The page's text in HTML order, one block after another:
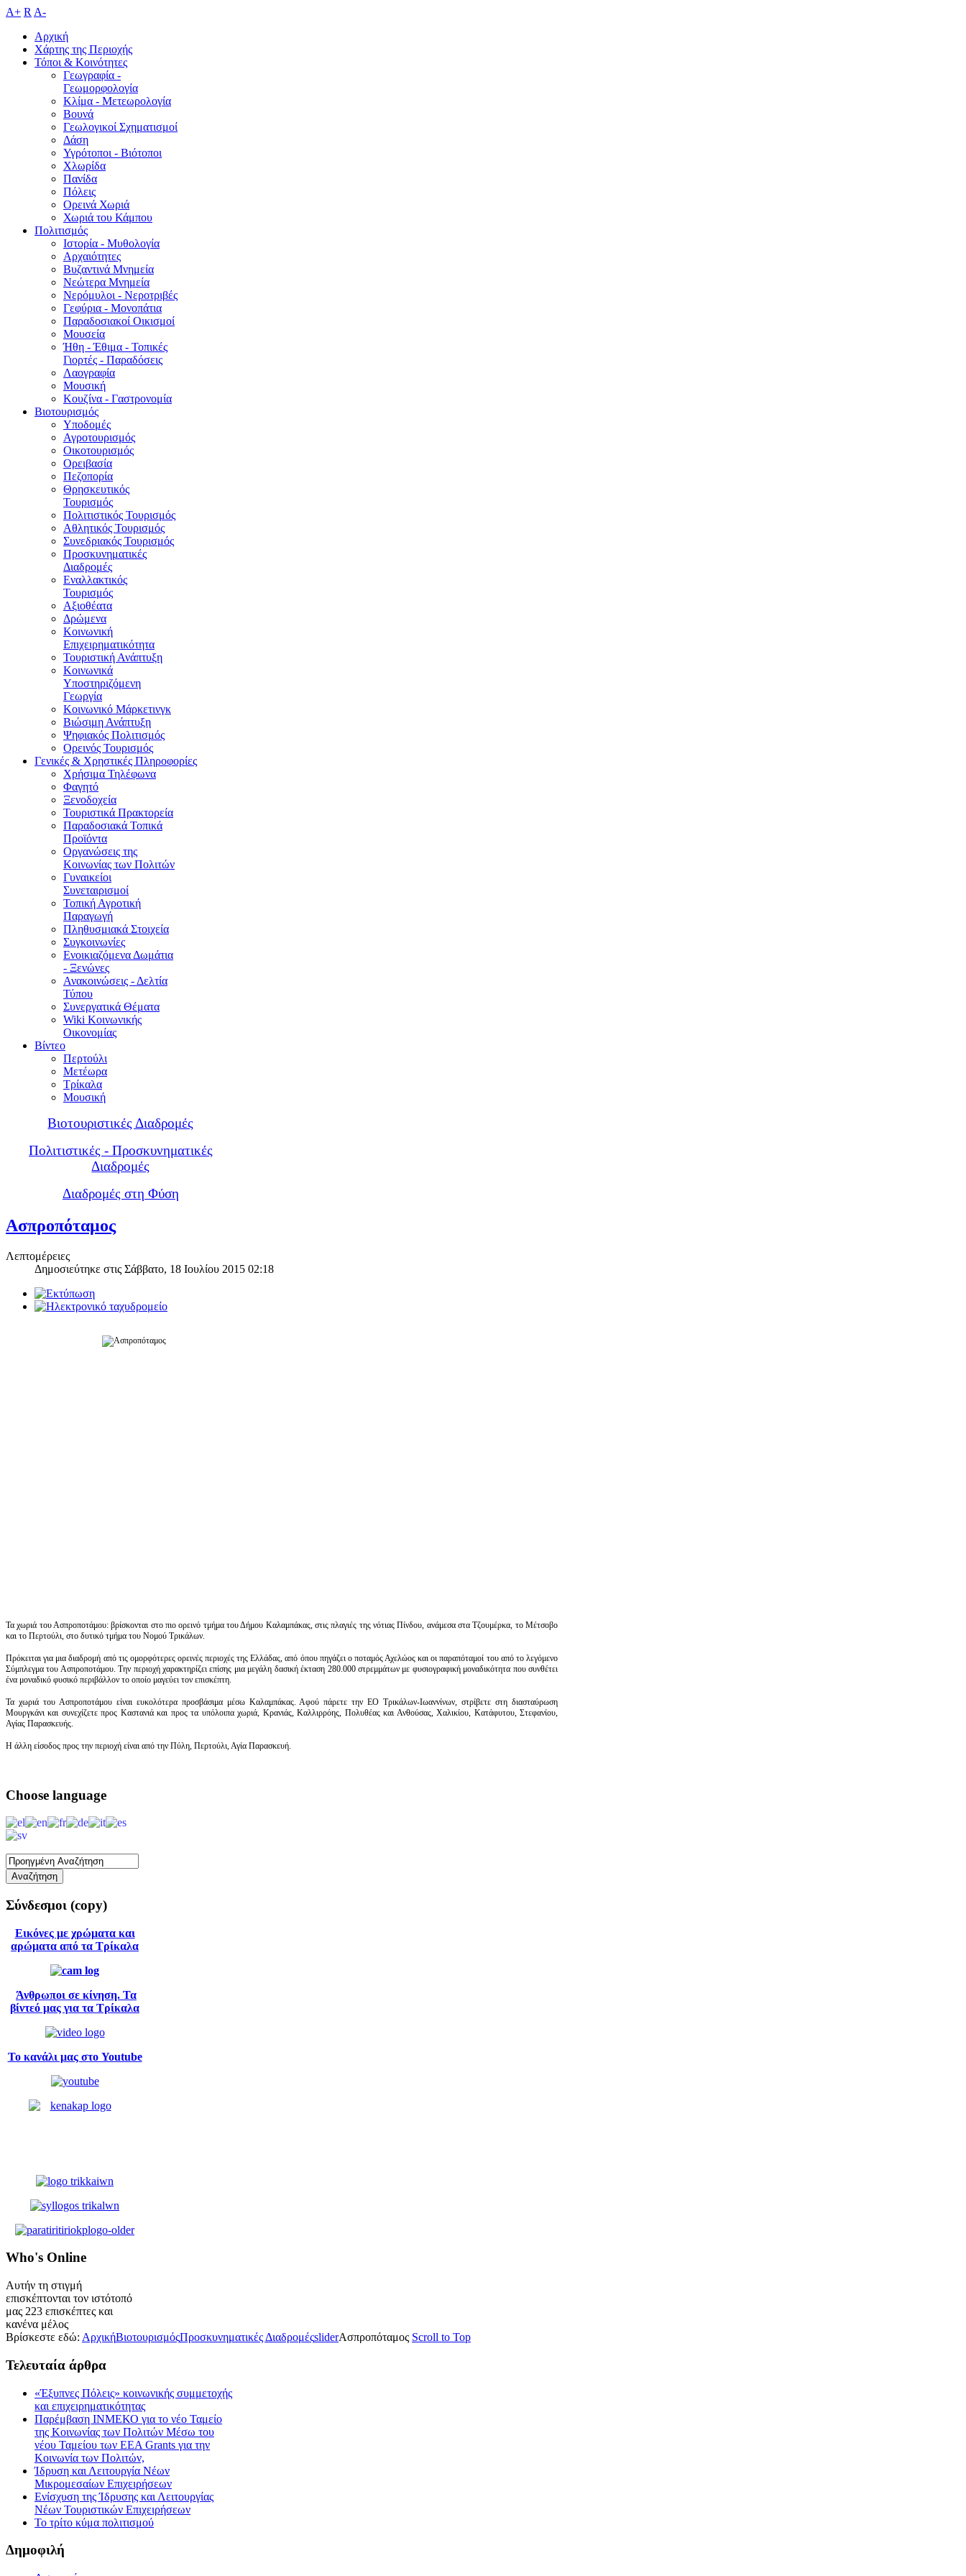
A+ R A-
Αρχική
Χάρτης της Περιοχής
Τόποι & Κοινότητες
Γεωγραφία -
Γεωμορφολογία
Κλίμα - Mετεωρολογία
Βουνά
Γεωλογικοί Σχηματισμοί
Δάση
Υγρότοποι - Βιότοποι
Χλωρίδα
Πανίδα
Πόλεις
Ορεινά Χωριά
Χωριά του Κάμπου
Πολιτισμός
Ιστορία - Μυθολογία
Αρχαιότητες
Βυζαντινά Μνημεία
Νεώτερα Μνημεία
Νερόμυλοι - Nεροτριβές
Γεφύρια - Μονοπάτια
Παραδοσιακοί Οικισμοί
Μουσεία
Ήθη - Έθιμα - Τοπικές
Γιορτές - Παραδόσεις
Λαογραφία
Μουσική
Κουζίνα - Γαστρονομία
Βιοτουρισμός
Υποδομές
Αγροτουρισμός
Οικοτουρισμός
Ορειβασία
Πεζοπορία
Θρησκευτικός
Τουρισμός
Πολιτιστικός Τουρισμός
Αθλητικός Τουρισμός
Συνεδριακός Τουρισμός
Προσκυνηματικές
Διαδρομές
Εναλλακτικός
Τουρισμός
Αξιοθέατα
Δρώμενα
Κοινωνική
Επιχειρηματικότητα
Τουριστική Ανάπτυξη
Κοινωνικά
Υποστηριζόμενη
Γεωργία
Κοινωνικό Μάρκετινγκ
Βιώσιμη Ανάπτυξη
Ψηφιακός Πολιτισμός
Ορεινός Τουρισμός
Γενικές & Χρηστικές Πληροφορίες
Χρήσιμα Τηλέφωνα
Φαγητό
Ξενοδοχεία
Τουριστικά Πρακτορεία
Παραδοσιακά Τοπικά
Προϊόντα
Οργανώσεις της
Κοινωνίας των Πολιτών
Γυναικείοι
Συνεταιρισμοί
Τοπική Αγροτική
Παραγωγή
Πληθυσμιακά Στοιχεία
Συγκοινωνίες
Ενοικιαζόμενα Δωμάτια
- Ξενώνες
Ανακοινώσεις - Δελτία
Τύπου
Συνεργατικά Θέματα
Wiki Κοινωνικής
Οικονομίας
Βίντεο
Περτούλι
Μετέωρα
Τρίκαλα
Μουσική
Βιοτουριστικές Διαδρομές
Πολιτιστικές - Προσκυνηματικές
Διαδρομές
Διαδρομές στη Φύση
Ασπροπόταμος
Λεπτομέρειες
Δημοσιεύτηκε στις Σάββατο, 18 Ιουλίου 2015 02:18
Τα χωριά του Ασπροποτάμου: βρίσκονται στο πιο ορεινό τμήμα του Δήμου Καλαμπάκας, στις πλαγιές της νότιας Πίνδου, ανάμεσα στα Τζουμέρκα, το Μέτσοβο
και το Περτούλι, στο δυτικό τμήμα του Νομού Τρικάλων.
Πρόκειται για μια διαδρομή από τις ομορφότερες ορεινές περιοχές της Ελλάδας, από όπου πηγάζει ο ποταμός Αχελώος και οι παραπόταμοί του από το λεγόμενο
Σύμπλεγμα του Ασπροποτάμου. Την περιοχή χαρακτηρίζει επίσης μια μεγάλη δασική έκταση 280.000 στρεμμάτων με φυσιογραφική μοναδικότητα που συνθέτει
ένα μοναδικό φυσικό περιβάλλον το οποίο μαγεύει τον επισκέπτη.
Τα χωριά του Ασπροποτάμου είναι ευκολότερα προσβάσιμα μέσω Καλαμπάκας. Αφού πάρετε την ΕΟ Τρικάλων-Ιωαννίνων, στρίβετε στη διασταύρωση
Μουργκάνι και συνεχίζετε προς Καστανιά και προς τα υπόλοιπα χωριά, Κρανιάς, Καλλιρρόης, Πολυθέας και Ανθούσας, Χαλικίου, Κατάφυτου, Στεφανίου,
Αγίας Παρασκευής.
Η άλλη είσοδος προς την περιοχή είναι από την Πύλη, Περτούλι, Αγία Παρασκευή.
Choose language
Σύνδεσμοι (copy)
Εικόνες με χρώματα και
αρώματα από τα Τρίκαλα
Άνθρωποι σε κίνηση. Τα
βίντεό μας για τα Τρίκαλα
Το κανάλι μας στο Youtube
Who's Online
Αυτήν τη στιγμή
επισκέπτονται τον ιστότοπό
μας 223 επισκέπτες και
κανένα μέλος
Βρίσκεστε εδώ: ΑρχικήΒιοτουρισμόςΠροσκυνηματικές ΔιαδρομέςsliderΑσπροπόταμος Scroll to Top
Τελευταία άρθρα
«Έξυπνες Πόλεις» κοινωνικής συμμετοχής
και επιχειρηματικότητας
Παρέμβαση ΙΝΜΕΚΟ για το νέο Ταμείο
της Κοινωνίας των Πολιτών Μέσω του
νέου Ταμείου των ΕΕΑ Grants για την
Κοινωνία των Πολιτών,
Ίδρυση και Λειτουργία Νέων
Μικρομεσαίων Επιχειρήσεων
Ενίσχυση της Ίδρυσης και Λειτουργίας
Νέων Τουριστικών Επιχειρήσεων
Το τρίτο κύμα πολιτισμού
Δημοφιλή